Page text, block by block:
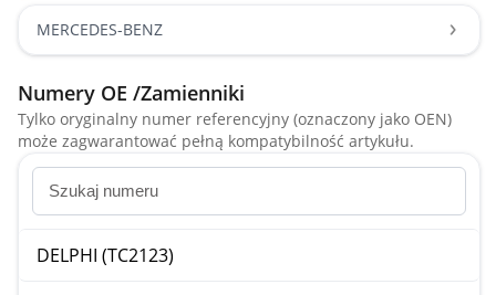
MERCEDES-BENZ
Numery OE /Zamienniki
Tylko oryginalny numer referencyjny (oznaczony jako OEN)
może zagwarantować pełną kompatybilność artykułu.
DELPHI (TC2123)